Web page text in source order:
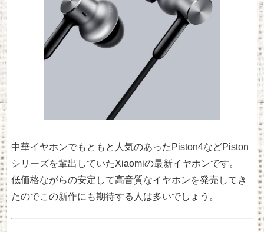
中華イヤホンでもともと人気のあったPiston4などPiston
シリーズを輩出していたXiaomiの最新イヤホンです。
低価格ながらの安定して高音質なイヤホンを発売してき
たのでこの新作にも期待する人は多いでしょう。